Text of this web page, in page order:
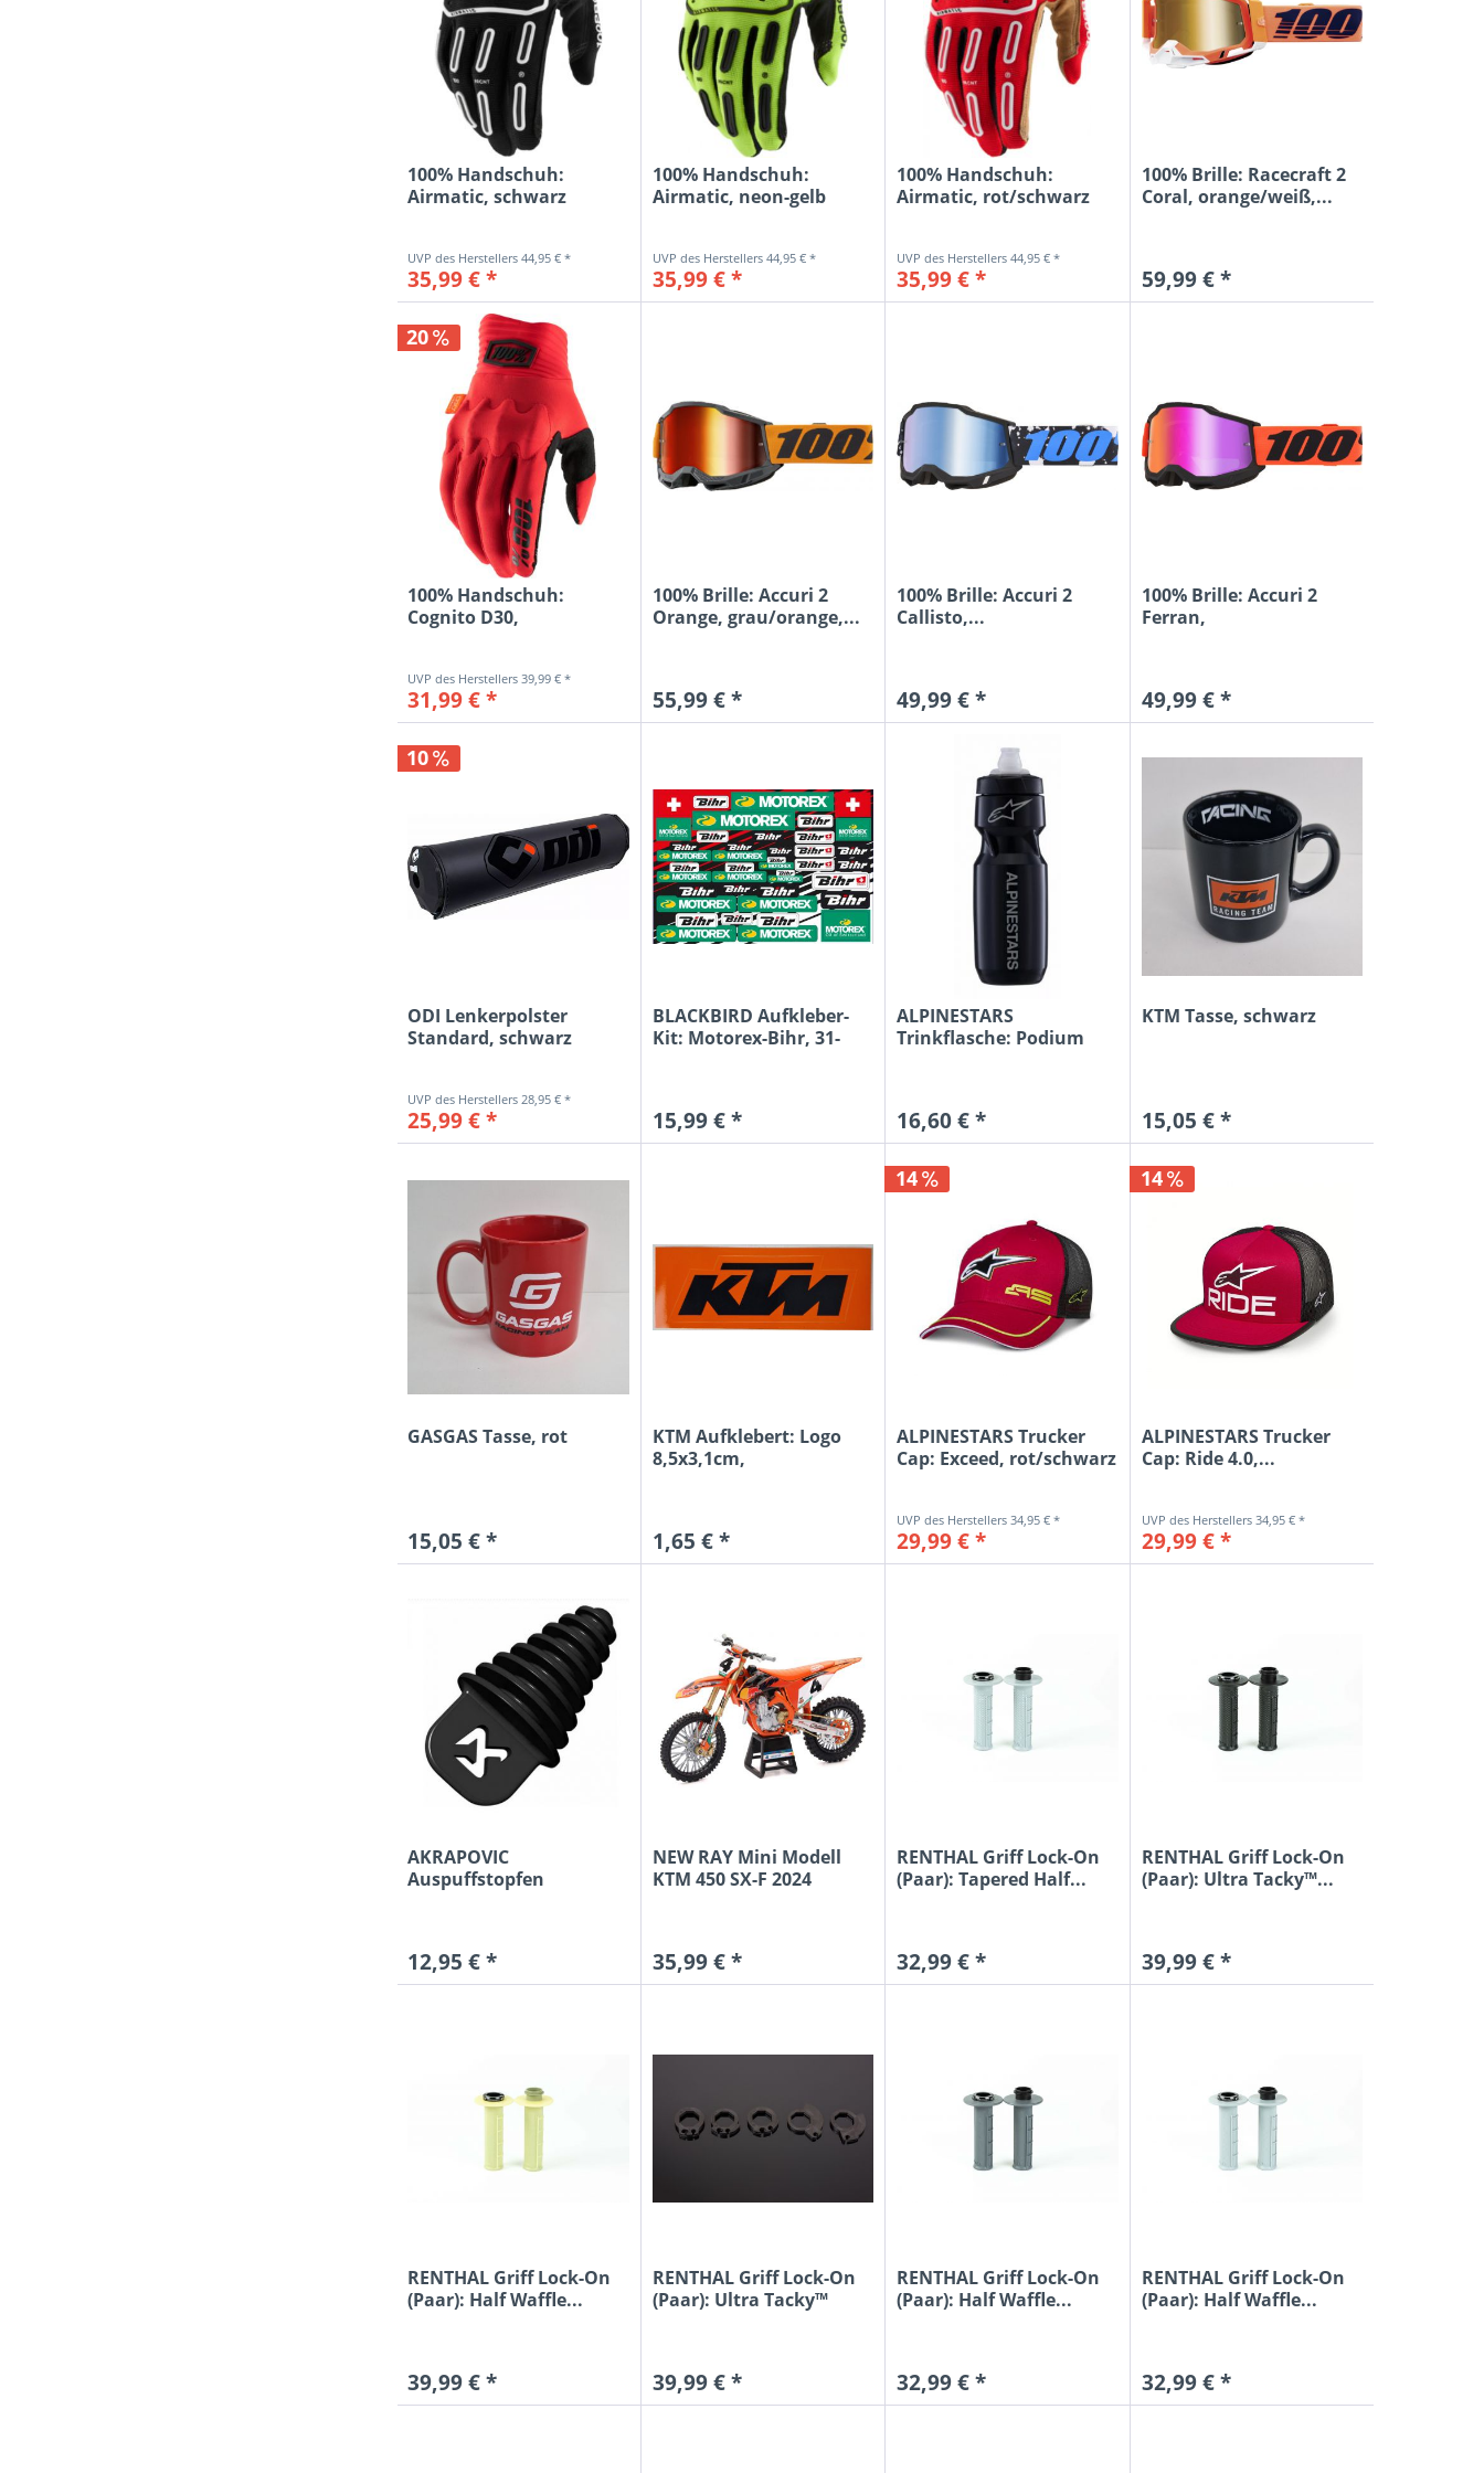
KTM-Bike
LEATT
LIQUI-MOLY
MAGURA
MAXXIS
MELAHN
MOOSE
MOTION PRO
MUC-OFF
MULTI-AIR
ONE
ONEAL
PARTS
POLISPORT
POWERBAR
PRESSOL
PROGRIP
PUMA
PUTOLINE
RED BULL
REINHEIMER
RISK RACING
SCOTT
SHIFT
SHIN YO
Siku
SKS
TECNOSEL
THOR
TIP TOP
TROY LEE DESIGNS
WD-40
WÜRTH
ZAP
ZETA
100% Handschuh:
Airmatic, schwarz
44,95 € *
35,99 € *
100% Handschuh:
Airmatic, neon-gelb
44,95 € *
35,99 € *
100% Handschuh:
Airmatic, rot/schwarz
44,95 € *
35,99 € *
100% Brille: Racecraft 2
Coral, orange/weiß,...
59,99 € *
20
100% Handschuh:
Cognito D30,
39,99 € *
31,99 € *
100% Brille: Accuri 2
Orange, grau/orange,...
55,99 € *
100% Brille: Accuri 2
Callisto,...
49,99 € *
100% Brille: Accuri 2
Ferran,
49,99 € *
10
ODI Lenkerpolster
Standard, schwarz
28,95 € *
25,99 € *
BLACKBIRD Aufkleber-
Kit: Motorex-Bihr, 31-
15,99 € *
ALPINESTARS
Trinkflasche: Podium
16,60 € *
KTM Tasse, schwarz
15,05 € *
GASGAS Tasse, rot
15,05 € *
KTM Aufklebert: Logo
8,5x3,1cm,
1,65 € *
14
ALPINESTARS Trucker
Cap: Exceed, rot/schwarz
34,95 € *
29,99 € *
14
ALPINESTARS Trucker
Cap: Ride 4.0,...
34,95 € *
29,99 € *
AKRAPOVIC
Auspuffstopfen
12,95 € *
NEW RAY Mini Modell
KTM 450 SX-F 2024
35,99 € *
RENTHAL Griff Lock-On
(Paar): Tapered Half...
32,99 € *
RENTHAL Griff Lock-On
(Paar): Ultra Tacky™...
39,99 € *
RENTHAL Griff Lock-On
(Paar): Half Waffle...
39,99 € *
RENTHAL Griff Lock-On
(Paar): Ultra Tacky™
39,99 € *
RENTHAL Griff Lock-On
(Paar): Half Waffle...
32,99 € *
RENTHAL Griff Lock-On
(Paar): Half Waffle...
32,99 € *